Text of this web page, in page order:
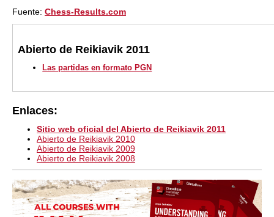
Fuente: Chess-Results.com
Abierto de Reikiavik 2011
Las partidas en formato PGN
Enlaces:
Sitio web oficial del Abierto de Reikiavik 2011
Abierto de Reikiavik 2010
Abierto de Reikiavik 2009
Abierto de Reikiavik 2008